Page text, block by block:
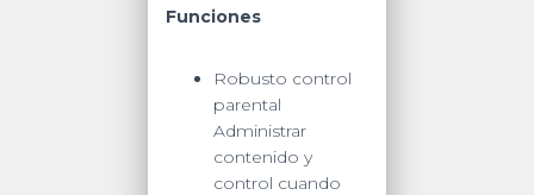
Funciones
Robusto control
parental
Administrar
contenido y
control cuando